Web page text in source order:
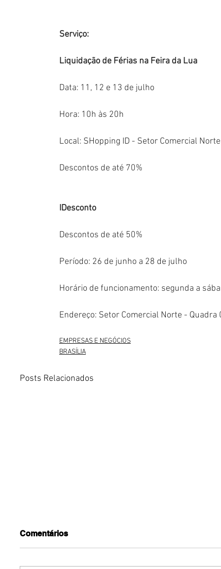
Serviço:
Liquidação de Férias na Feira da Lua
Data: 11, 12 e 13 de julho
Hora: 10h às 20h
Local: SHopping ID - Setor Comercial
Descontos de até 70%
IDesconto
Descontos de até 50%
Período: 26 de junho a 28 de julho
Horário de funcionamento: segunda a
Endereço: Setor Comercial Norte -
EMPRESAS E NEGÓCIOS
BRASÍLIA
Posts Relacionados
Comentários